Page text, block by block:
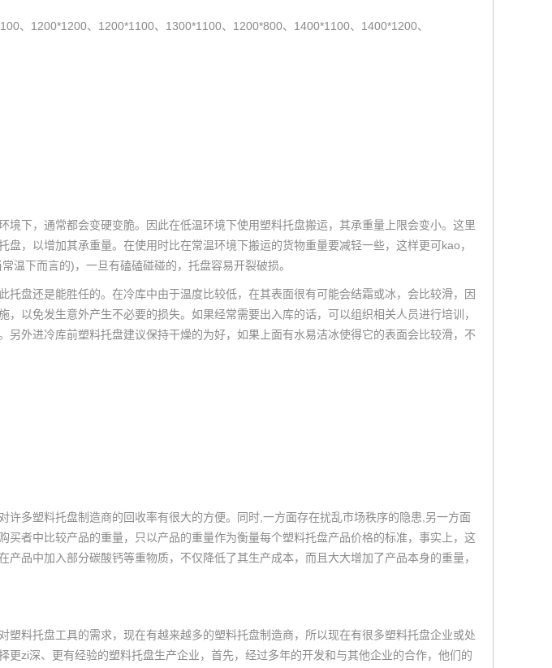
、1200*1200、1200*1100、1300*1100、1200*800、1400*1100、1400*1200、
境下，通常都会变硬变脆。因此在低温环境下使用塑料托盘搬运，其承重量上限会变小。这里
，以增加其承重量。在使用时比在常温环境下搬运的货物重量要减轻一些，这样更可kao，
温下而言的)，一旦有磕磕碰碰的，托盘容易开裂破损。
托盘还是能胜任的。在冷库中由于温度比较低，在其表面很有可能会结霜或冰，会比较滑，因
以免发生意外产生不必要的损失。如果经常需要出入库的话，可以组织相关人员进行培训，
另外进冷库前塑料托盘建议保持干燥的为好，如果上面有水易洁冰使得它的表面会比较滑，不
许多塑料托盘制造商的回收率有很大的方便。同时,一方面存在扰乱市场秩序的隐患,另一方面
买者中比较产品的重量，只以产品的重量作为衡量每个塑料托盘产品价格的标准，事实上，这
品中加入部分碳酸钙等重物质，不仅降低了其生产成本，而且大大增加了产品本身的重量，
塑料托盘工具的需求，现在有越来越多的塑料托盘制造商，所以现在有很多塑料托盘企业或处
更zi深、更有经验的塑料托盘生产企业，首先，经过多年的开发和与其他企业的合作，他们的